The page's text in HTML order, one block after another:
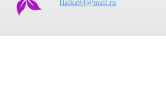
fialka94@mail.ru